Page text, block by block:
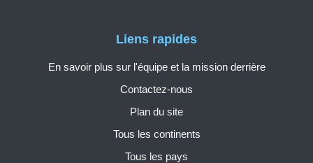
Liens rapides
En savoir plus sur l'équipe et la mission derrière
Contactez-nous
Plan du site
Tous les continents
Tous les pays